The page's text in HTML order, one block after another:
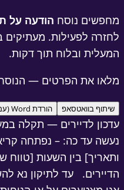
מחפשים נוסח הודעה על
המעלית ובלוח תוך דקות.
מלאו את הפרטים — הנוסח
שיתוף בוואטסאפ הורדת Word (עם הפרטים שלכם)
עדכון לדיירים — תקלה
נעשה עד כה: – נפתחה
ותאריך] בין השעות
הדיירים. עד לתיקון נא